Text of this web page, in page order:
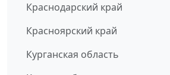
Краснодарский край
Красноярский край
Курганская область